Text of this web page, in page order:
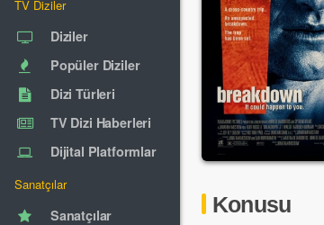
TV Diziler
Diziler
Popüler Diziler
Dizi Türleri
TV Dizi Haberleri
Dijital Platformlar
Sanatçılar
Sanatçılar
Konusu